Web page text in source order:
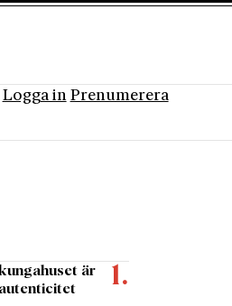
Logga in Prenumerera
är